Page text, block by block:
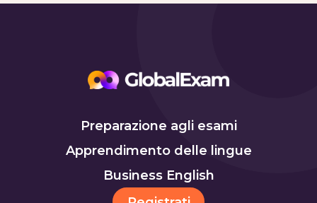
Preparazione agli esami
Apprendimento delle lingue
Business English